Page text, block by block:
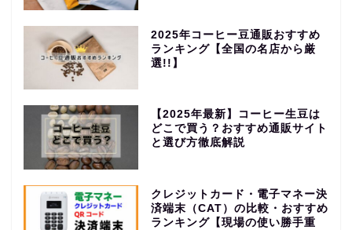
2025年コーヒー豆通販おすすめ
ランキング【全国の名店から厳
選!!】
【2025年最新】コーヒー生豆は
どこで買う？おすすめ通販サイト
と選び方徹底解説
クレジットカード・電子マネー決
済端末（CAT）の比較・おすすめ
ランキング【現場の使い勝手重